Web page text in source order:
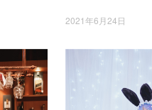
2021年6月24日